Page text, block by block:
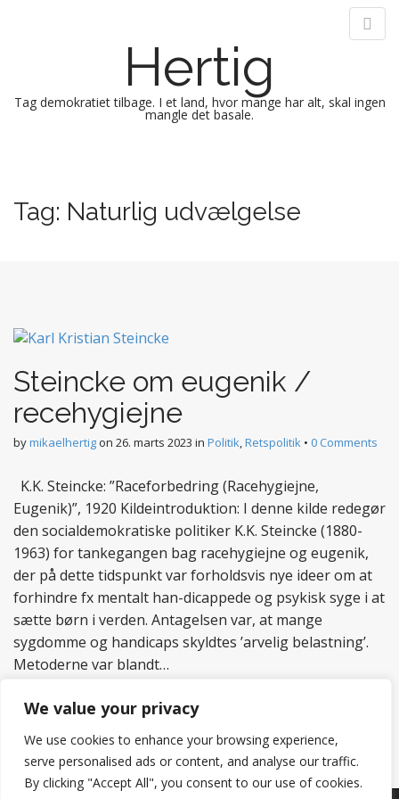
We value your privacy
We use cookies to enhance your browsing experience,
serve personalised ads or content, and analyse our traffic.
By clicking "Accept All", you consent to our use of cookies.
Hertig
Tag demokratiet tilbage. I et land, hvor mange har alt, skal ingen
mangle det basale.
i
n
p
t
e
t
Tag: Naturlig udvælgelse
Steincke om eugenik /
recehygiejne
bymikaelhertigon 26. marts 2023 in Politik,Retspolitik • 0 Comments
K.K. Steincke: ”Raceforbedring (Racehygiejne,
Eugenik)”, 1920 Kildeintroduktion: I denne kilde redegør
den socialdemokratiske politiker K.K. Steincke (1880-
1963) for tankegangen bag racehygiejne og eugenik,
der på dette tidspunkt var forholdsvis nye ideer om at
forhindre fx mentalt han-dicappede og psykisk syge i at
sætte børn i verden. Antagelsen var, at mange
sygdomme og handicaps skyldtes ’arvelig belastning’.
Metoderne var blandt…
Read more